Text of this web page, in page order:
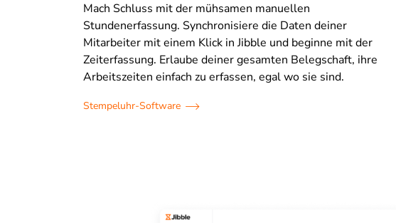
Mach Schluss mit der mühsamen manuellen
Stundenerfassung. Synchronisiere die Daten deiner
Mitarbeiter mit einem Klick in Jibble und beginne mit der
Zeiterfassung. Erlaube deiner gesamten Belegschaft, ihre
Arbeitszeiten einfach zu erfassen, egal wo sie sind.
Stempeluhr-Software